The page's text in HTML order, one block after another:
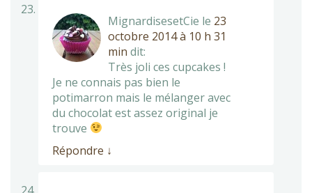
MignardisesetCie le 23
octobre 2014 à 10 h 31
min dit:
Très joli ces cupcakes !
Je ne connais pas bien le
potimarron mais le mélanger avec
du chocolat est assez original je
trouve
Répondre ↓